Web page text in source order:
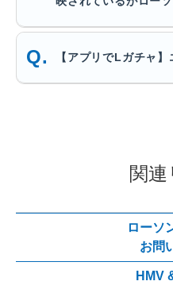
【アプリでLガチャ
関連
ローソ
お問
HMV